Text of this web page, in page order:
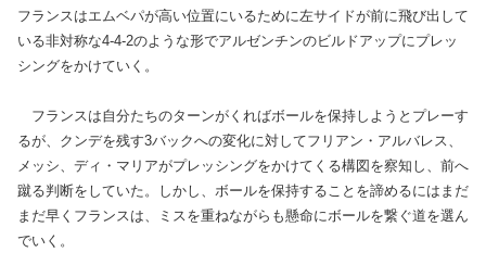
フランスはエムベパが高い位置にいるために左サイドが前に飛び出して
いる非対称な4-4-2のような形でアルゼンチンのビルドアップにプレッ
シングをかけていく。
フランスは自分たちのターンがくればボールを保持しようとプレーす
るが、クンデを残す3バックへの変化に対してフリアン・アルバレス、
メッシ、ディ・マリアがプレッシングをかけてくる構図を察知し、前へ
蹴る判断をしていた。しかし、ボールを保持することを諦めるにはまだ
まだ早くフランスは、ミスを重ねながらも懸命にボールを繋ぐ道を選ん
でいく。